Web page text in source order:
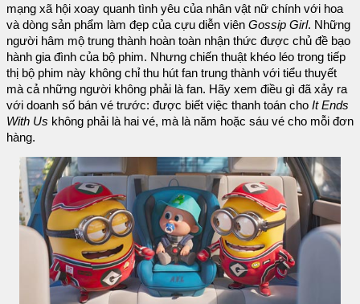
mạng xã hội xoay quanh tình yêu của nhân vật nữ chính với hoa
và dòng sản phẩm làm đẹp của cựu diễn viên Gossip Girl. Những
người hâm mộ trung thành hoàn toàn nhận thức được chủ đề bạo
hành gia đình của bộ phim. Nhưng chiến thuật khéo léo trong tiếp
thị bộ phim này không chỉ thu hút fan trung thành với tiểu thuyết
mà cả những người không phải là fan. Hãy xem điều gì đã xảy ra
với doanh số bán vé trước: được biết việc thanh toán cho It Ends
With Us không phải là hai vé, mà là năm hoặc sáu vé cho mỗi đơn
hàng.